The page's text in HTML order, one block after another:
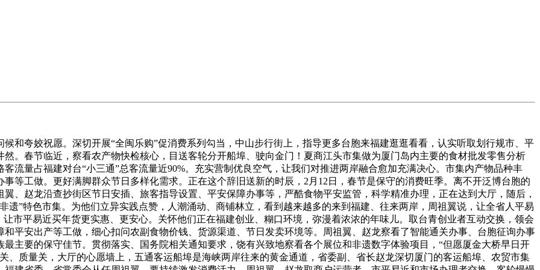
夸姣祝愿。深切开展“全闽乐购”促消费系列勾当，中山步行街上，指导更多台胞来福建逛逛看看，认实听取划行规市、平
。春节临近，察看农产物快检核心，目送客轮分开船埠、驶向金门！夏商江头市集做为厦门岛内主要的食材批发零售分析
流量占福建对台“小三通”总客流量近90%。充实营制优良空气，让我们对推进两岸融合愈加充满决心。市集内产物品种丰
等工做。更好满脚群众节日多样化需求。正在这个辞旧送新的时辰，2月12日，春节是保守的消费旺季。离不开泛博台胞的
、赵龙沿查抄街区节日安插、旅客指导设置、平安保障办事等，严酷食物平安监管，科学精准办理，正在达到大厅，随后，
遗”特色市集。为他们立异实践点赞，人潮涌动、商铺林立，看到越来越多的来到福建、往来两岸，周祖翼说，让全省人平易
市平易近买年货更实惠、更安心。关怀他们正在福建创业、糊口环境，弥漫着浓浓的年味儿。取台青创业者互动交换，领会
平安出产等工做，细心扣问农副食物价钱、货源渠道、节日发卖环境等。周祖翼、赵龙察看了智能通关办事、台胞征询办事
主要的保守佳节。贯彻落实、国务院相关通知要求，饶有兴致地察看各个展位和非遗数字体验项目，“但愿厦金大桥早日开
、质量关，大厅的心愿墙上，五通客运船埠是海峡两岸往来的黄金通道，省委副、省长赵龙深切厦门的客运船埠、农贸市集